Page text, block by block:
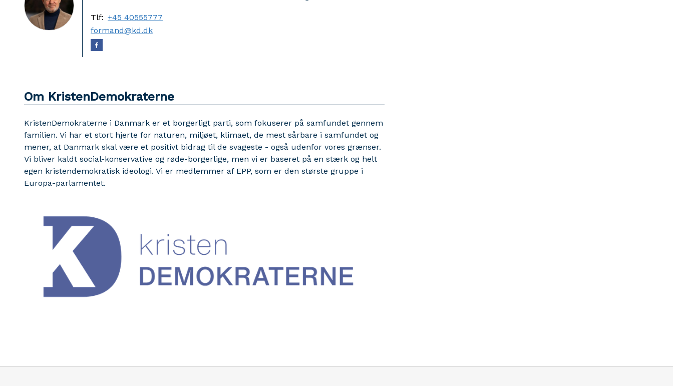
Tlf: +45 40555777
formand@kd.dk
Om KristenDemokraterne
KristenDemokraterne i Danmark er et borgerligt parti, som fokuserer på samfundet gennem
familien. Vi har et stort hjerte for naturen, miljøet, klimaet, de mest sårbare i samfundet og
mener, at Danmark skal være et positivt bidrag til de svageste - også udenfor vores grænser.
Vi bliver kaldt social-konservative og røde-borgerlige, men vi er baseret på en stærk og helt
egen kristendemokratisk ideologi. Vi er medlemmer af EPP, som er den største gruppe i
Europa-parlamentet.